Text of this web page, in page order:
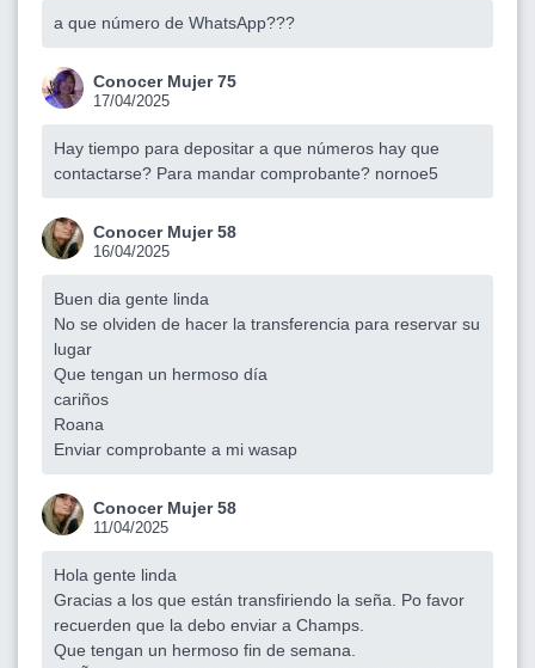
a que número de WhatsApp???
Conocer Mujer 75
17/04/2025
Hay tiempo para depositar a que números hay que
contactarse? Para mandar comprobante? nornoe5
Conocer Mujer 58
16/04/2025
Buen dia gente linda
No se olviden de hacer la transferencia para reservar su
lugar
Que tengan un hermoso día
cariños
Roana
Enviar comprobante a mi wasap
Conocer Mujer 58
11/04/2025
Hola gente linda
Gracias a los que están transfiriendo la seña. Po favor
recuerden que la debo enviar a Champs.
Que tengan un hermoso fin de semana.